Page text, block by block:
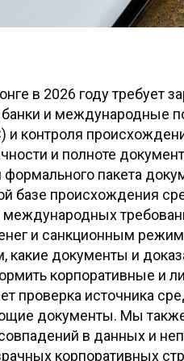
в 2026 году требует
и международные
и контроля
и полноте
пакета
базе происхождения
и санкционным
какие документы и
корпоративные и
проверка источника
документы. Мы
в данных и
корпоративных